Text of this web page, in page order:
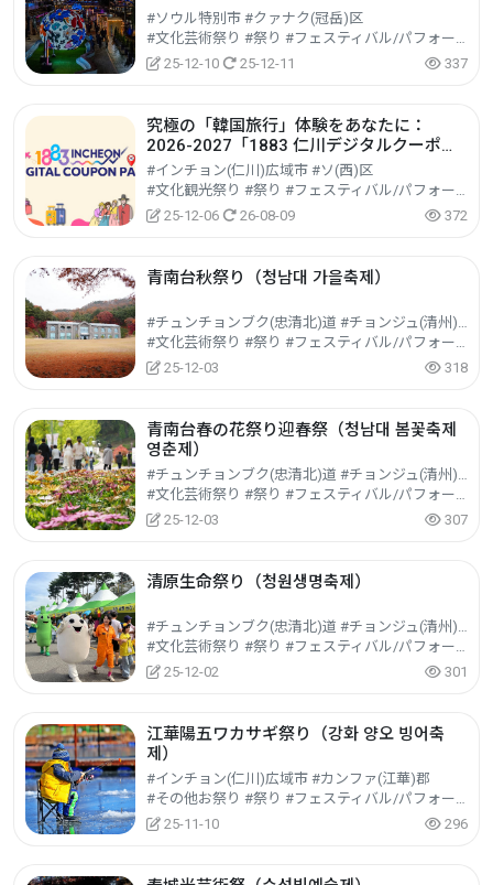
#ソウル特別市 #クァナク(冠岳)区
#文化芸術祭り #祭り #フェスティバル/パフォーマンス/イベント
25-12-10
25-12-11 337
究極の「韓国旅行」体験をあなたに：
2026-2027「1883 仁川デジタルクーポン
パス」
#インチョン(仁川)広域市 #ソ(西)区
#文化観光祭り #祭り #フェスティバル/パフォーマンス/イベント
25-12-06
26-08-09 372
青南台秋祭り（청남대 가을축제）
#チュンチョンブク(忠清北)道 #チョンジュ(清州)市サンダン(上堂)区
#文化芸術祭り #祭り #フェスティバル/パフォーマンス/イベント
25-12-03
318
青南台春の花祭り迎春祭（청남대 봄꽃축제
영춘제）
#チュンチョンブク(忠清北)道 #チョンジュ(清州)市サンダン(上堂)区
#文化芸術祭り #祭り #フェスティバル/パフォーマンス/イベント
25-12-03
307
清原生命祭り（청원생명축제）
#チュンチョンブク(忠清北)道 #チョンジュ(清州)市チョンウォン(清原)区
#文化芸術祭り #祭り #フェスティバル/パフォーマンス/イベント
25-12-02
301
江華陽五ワカサギ祭り（강화 양오 빙어축
제）
#インチョン(仁川)広域市 #カンファ(江華)郡
#その他お祭り #祭り #フェスティバル/パフォーマンス/イベント
25-11-10
296